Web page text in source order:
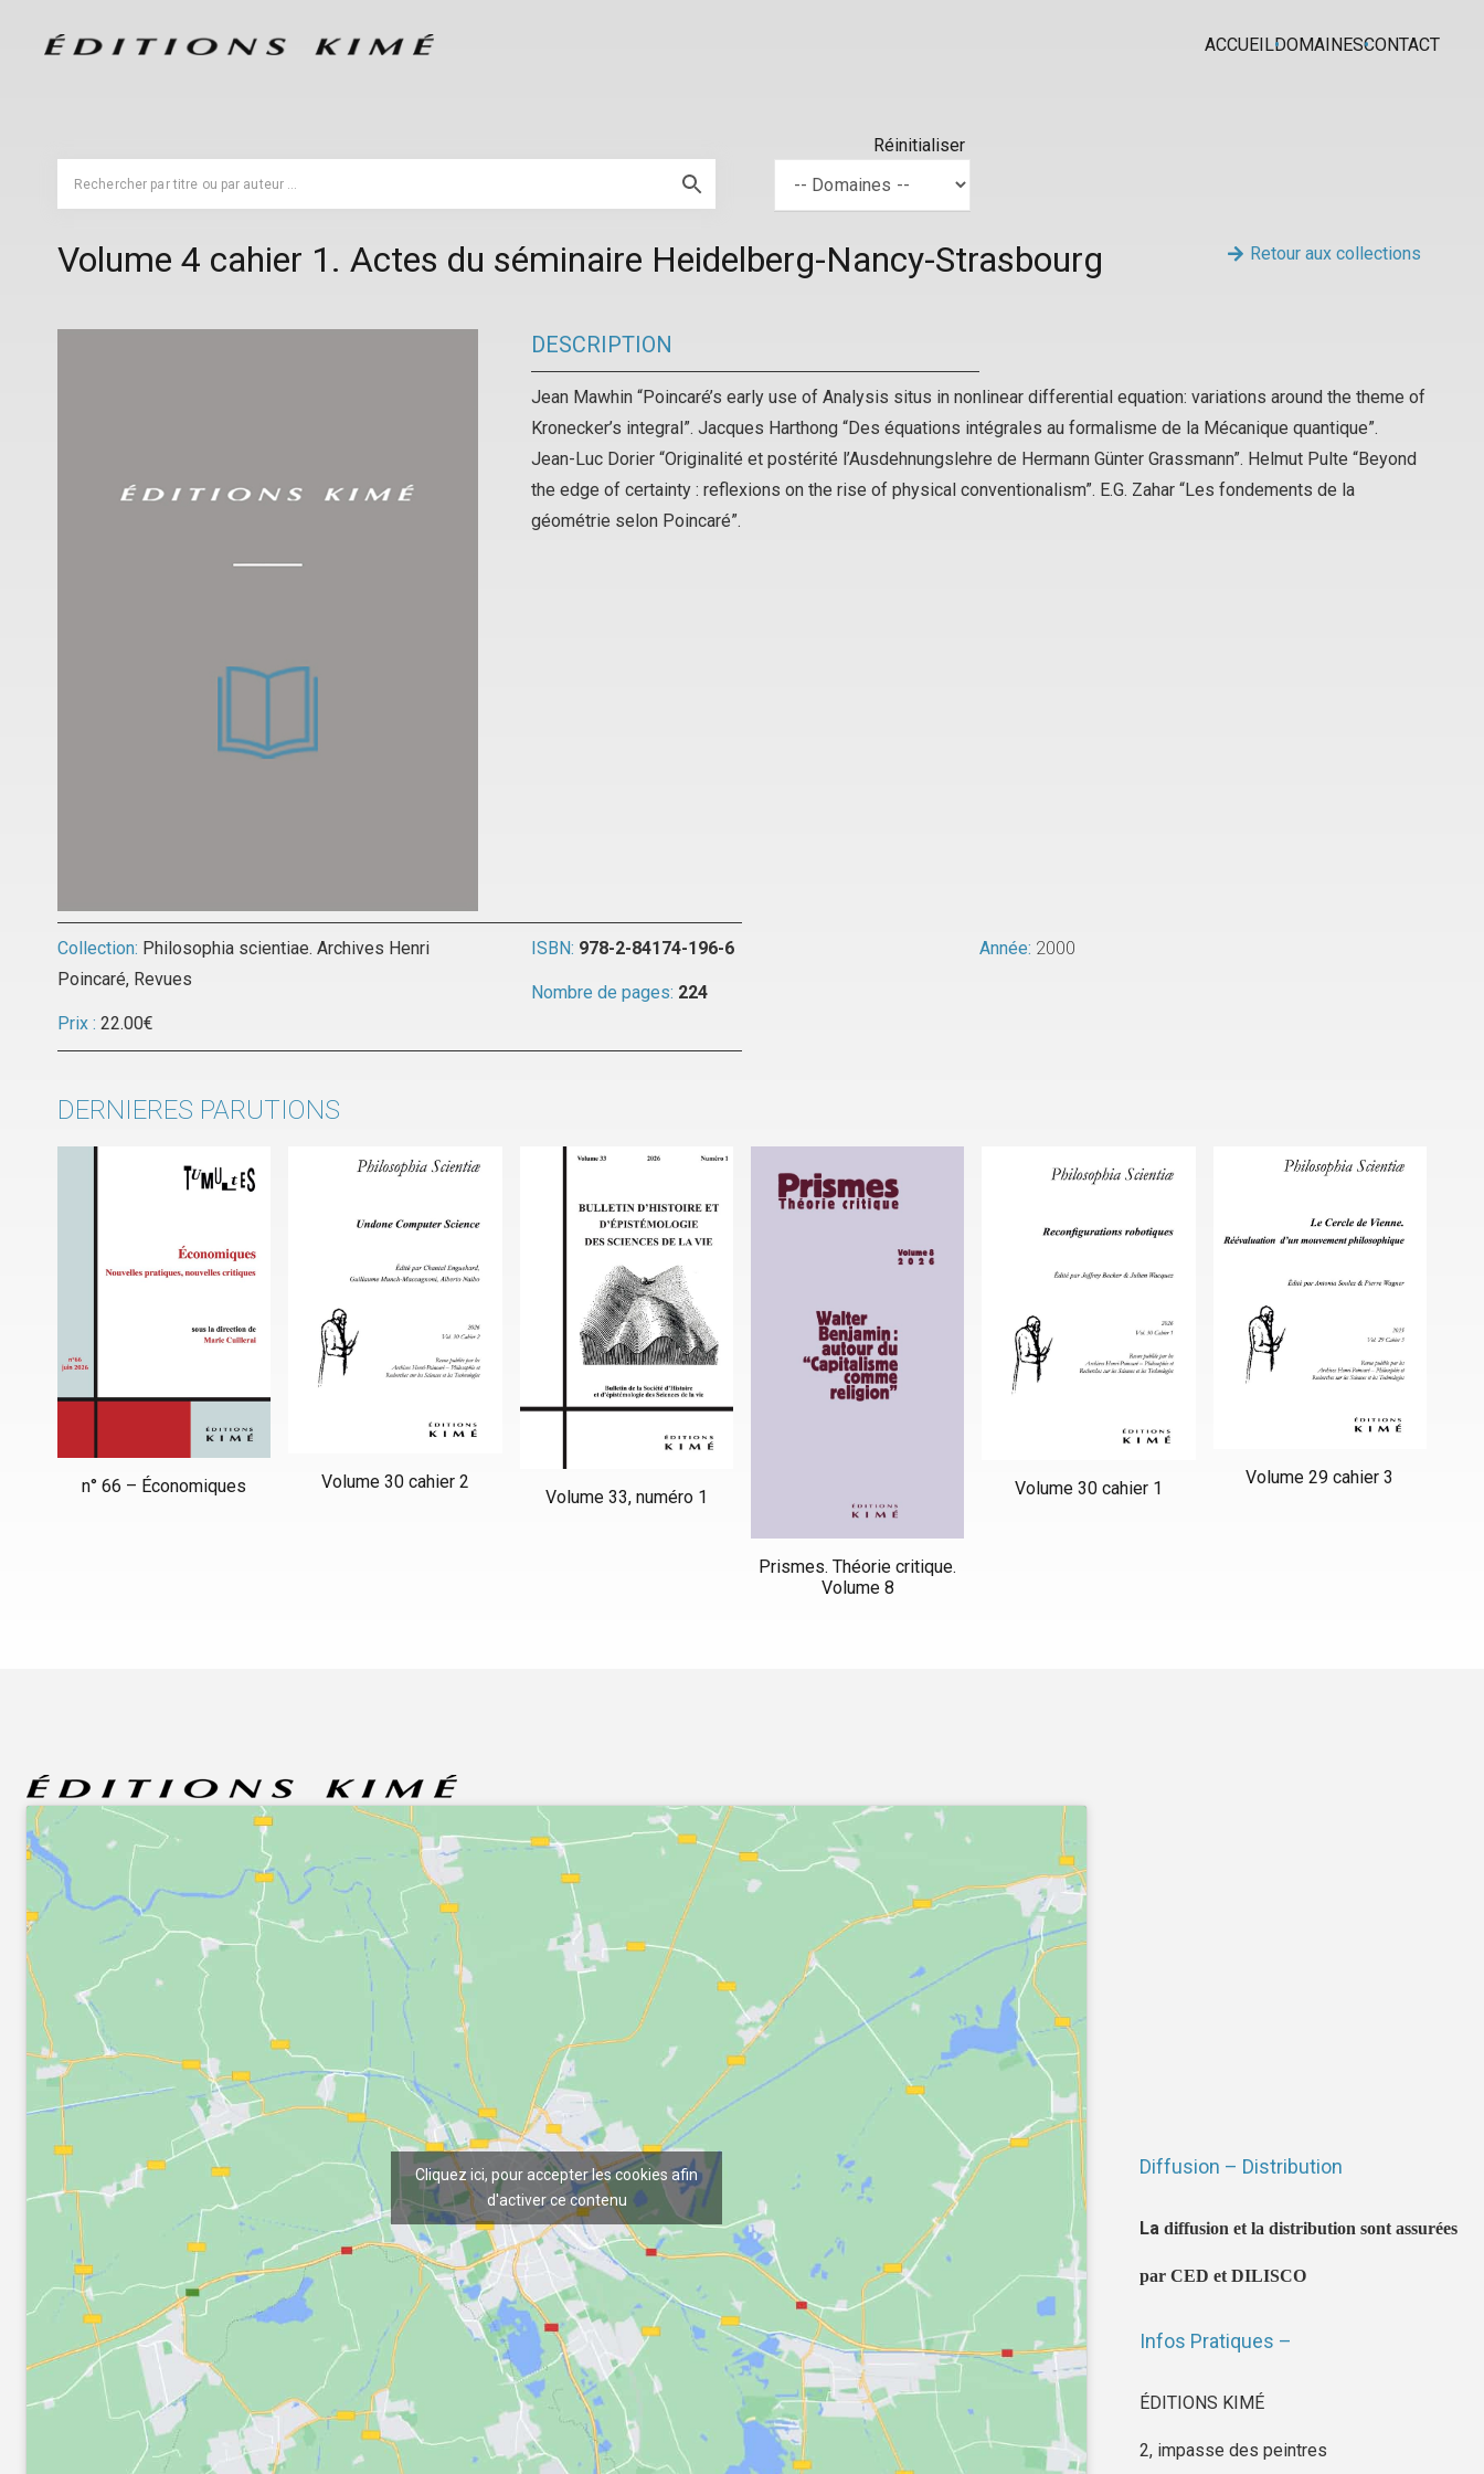
ACCUEILDOMAINESCONTACT
Réinitialiser
Volume 4 cahier 1. Actes du séminaire Heidelberg-Nancy-Strasbourg Retour aux collections
DESCRIPTION
Jean Mawhin “Poincaré’s early use of Analysis situs in nonlinear differential equation: variations around the theme of
Kronecker’s integral”. Jacques Harthong “Des équations intégrales au formalisme de la Mécanique quantique”.
Jean-Luc Dorier “Originalité et postérité l’Ausdehnungslehre de Hermann Günter Grassmann”. Helmut Pulte “Beyond
the edge of certainty : reflexions on the rise of physical conventionalism”. E.G. Zahar “Les fondements de la
géométrie selon Poincaré”.
Collection: Philosophia scientiae. Archives Henri
Poincaré, Revues
Prix : 22.00€
ISBN: 978-2-84174-196-6 Année: 2000
Nombre de pages: 224
DERNIERES PARUTIONS
n° 66 – Économiques Volume 30 cahier 2
Volume 33, numéro 1
Prismes. Théorie critique.
Volume 8
Volume 30 cahier 1
Volume 29 cahier 3
Cliquez ici, pour accepter les cookies afin
d'activer ce contenu
Diffusion – Distribution
La diffusion et la distribution sont assurées
par CED et DILISCO
Infos Pratiques –
ÉDITIONS KIMÉ
2, impasse des peintres